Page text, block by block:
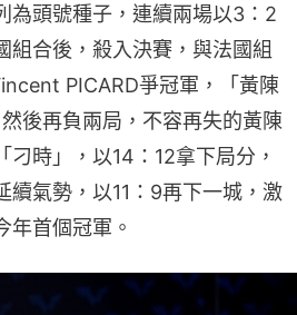
為頭號種子，連續兩場以3：2
組合後，殺入決賽，與法國組
PICARD爭冠軍，「黃陳
後再負兩局，不容再失的黃陳
刁時」，以14：12拿下局分，
續氣勢，以11：9再下一城，激
年首個冠軍。